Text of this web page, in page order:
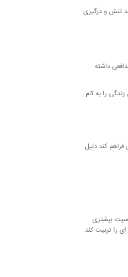
تنش و درگیری
داشته
را به کام
کند دلیل
بیشتری
را تربیت کند.